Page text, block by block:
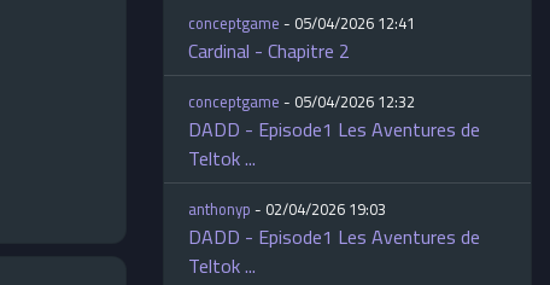
conceptgame- 05/04/2026 12:41
Cardinal - Chapitre 2
conceptgame- 05/04/2026 12:32
DADD - Episode1 Les Aventures de
Teltok ...
anthonyp- 02/04/2026 19:03
DADD - Episode1 Les Aventures de
Teltok ...